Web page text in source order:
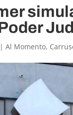
|Al Momento,